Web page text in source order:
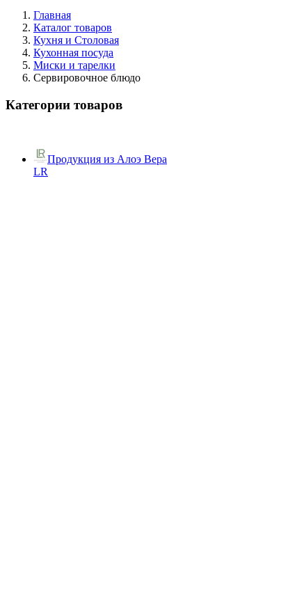
Главная
Каталог товаров
Кухня и Столовая
Кухонная посуда
Миски и тарелки
Сервировочное блюдо
Категории товаров
Продукция из Алоэ Вера
LR